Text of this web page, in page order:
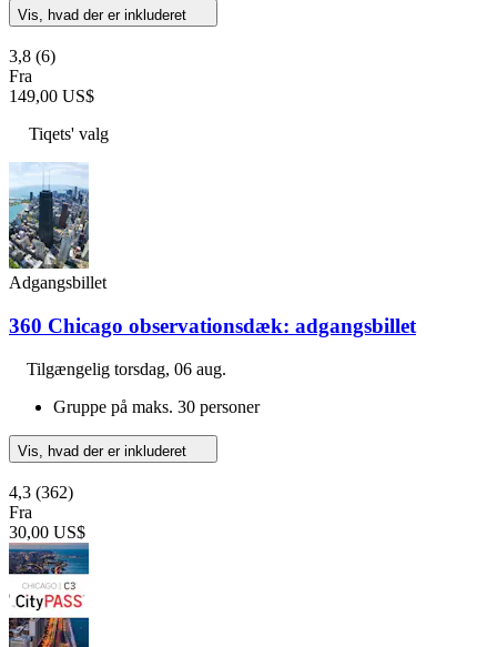
Vis, hvad der er inkluderet
3,8 (6)
Fra
149,00 US$
Tiqets' valg
Adgangsbillet
360 Chicago observationsdæk: adgangsbillet
Tilgængelig torsdag, 06 aug.
Gruppe på maks. 30 personer
Vis, hvad der er inkluderet
4,3 (362)
Fra
30,00 US$